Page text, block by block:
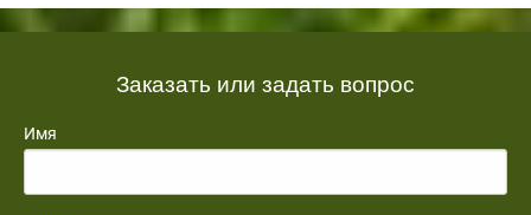
Заказать или задать вопрос
Имя